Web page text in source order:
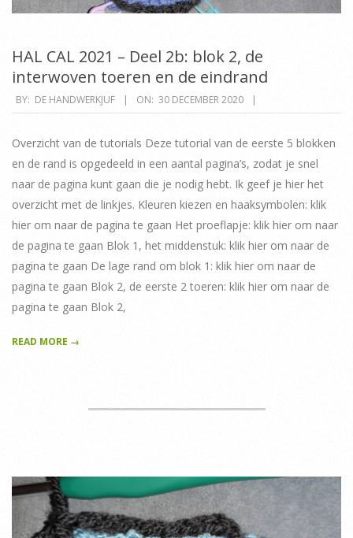
HAL CAL 2021 – Deel 2b: blok 2, de
interwoven toeren en de eindrand
2020-
12-
30
BY: DE HANDWERKJUF ON: 30 DECEMBER 2020
Overzicht van de tutorials Deze tutorial van de eerste 5 blokken
en de rand is opgedeeld in een aantal pagina’s, zodat je snel
naar de pagina kunt gaan die je nodig hebt. Ik geef je hier het
overzicht met de linkjes. Kleuren kiezen en haaksymbolen: klik
hier om naar de pagina te gaan Het proeflapje: klik hier om naar
de pagina te gaan Blok 1, het middenstuk: klik hier om naar de
pagina te gaan De lage rand om blok 1: klik hier om naar de
pagina te gaan Blok 2, de eerste 2 toeren: klik hier om naar de
pagina te gaan Blok 2,
READ MORE →